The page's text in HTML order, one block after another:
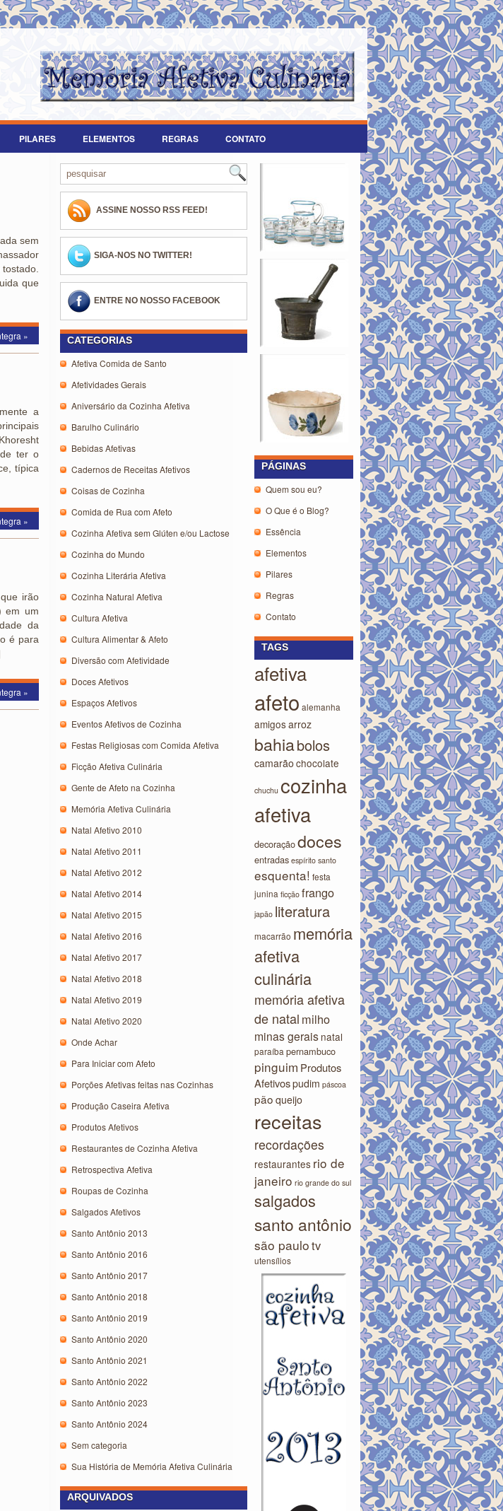
PILARES ELEMENTOS REGRAS CONTATO
sem
que
»
a
de ter o
típica
»
irão
em um
da
é para
»
ASSINE NOSSO RSS FEED!
SIGA-NOS NO TWITTER!
ENTRE NO NOSSO FACEBOOK
CATEGORIAS
Afetiva Comida de Santo
Afetividades Gerais
Aniversário da Cozinha Afetiva
Barulho Culinário
Bebidas Afetivas
Cadernos de Receitas Afetivos
Coisas de Cozinha
Comida de Rua com Afeto
Cozinha Afetiva sem Glúten e/ou Lactose
Cozinha do Mundo
Cozinha Literária Afetiva
Cozinha Natural Afetiva
Cultura Afetiva
Cultura Alimentar & Afeto
Diversão com Afetividade
Doces Afetivos
Espaços Afetivos
Eventos Afetivos de Cozinha
Festas Religiosas com Comida Afetiva
Ficção Afetiva Culinária
Gente de Afeto na Cozinha
Memória Afetiva Culinária
Natal Afetivo 2010
Natal Afetivo 2011
Natal Afetivo 2012
Natal Afetivo 2014
Natal Afetivo 2015
Natal Afetivo 2016
Natal Afetivo 2017
Natal Afetivo 2018
Natal Afetivo 2019
Natal Afetivo 2020
Onde Achar
Para Iniciar com Afeto
Porções Afetivas feitas nas Cozinhas
Produção Caseira Afetiva
Produtos Afetivos
Restaurantes de Cozinha Afetiva
Retrospectiva Afetiva
Roupas de Cozinha
Salgados Afetivos
Santo Antônio 2013
Santo Antônio 2016
Santo Antônio 2017
Santo Antônio 2018
Santo Antônio 2019
Santo Antônio 2020
Santo Antônio 2021
Santo Antônio 2022
Santo Antônio 2023
Santo Antônio 2024
Sem categoria
Sua História de Memória Afetiva Culinária
ARQUIVADOS
PÁGINAS
Quem sou eu?
O Que é o Blog?
Essência
Elementos
Pilares
Regras
Contato
TAGS
afetiva
afeto alemanha
amigosarroz
bahiabolos
camarãochocolate
chuchu cozinha
afetiva
decoraçãodoces
entradas espírito santo
esquenta! festa
junina ficção frango
japão literatura
macarrão memória
afetiva
culinária
memória afetiva
de natal milho
minas gerais natal
paraíba pernambuco
pinguim Produtos
Afetivospudim páscoa
pão queijo
receitas
recordações
restaurantes rio de
janeiro rio grande do sul
salgados
santo antônio
são paulotv
utensílios